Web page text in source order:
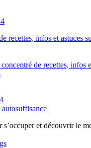
de recettes, infos
et découvrir le